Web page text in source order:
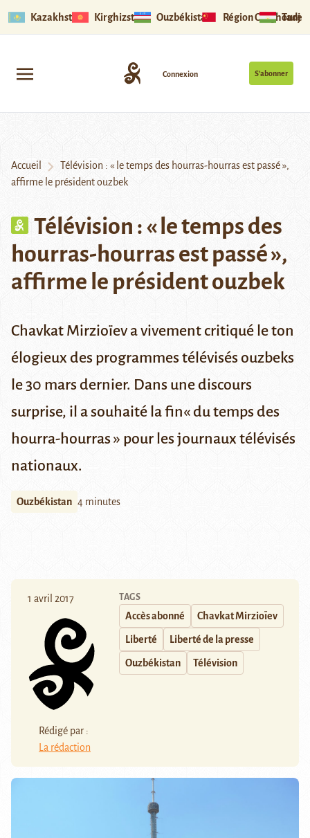
Kazakhstan Kirghizstan Ouzbékistan Région Ouïghoure
S’abonner
Connexion
Accueil
Télévision : « le temps des hourras-hourras est passé »,
affirme le président ouzbek
Télévision : « le temps des
hourras-hourras est passé »,
affirme le président ouzbek
Chavkat Mirzioïev a vivement critiqué le ton
élogieux des programmes télévisés ouzbeks
le 30 mars dernier. Dans une discours
surprise, il a souhaité la fin« du temps des
hourra-hourras » pour les journaux télévisés
nationaux.
Ouzbékistan 4 minutes
1 avril 2017
Rédigé par :
La rédaction
TAGS
Accès abonné Chavkat Mirzioïev
Liberté Liberté de la presse
Ouzbékistan Télévision